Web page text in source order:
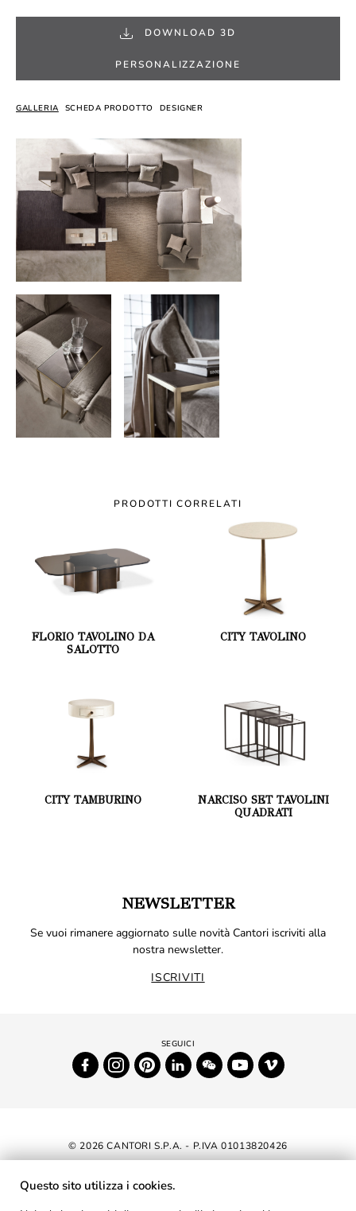
DOWNLOAD 3D
PERSONALIZZAZIONE
GALLERIA SCHEDA PRODOTTO DESIGNER
PRODOTTI CORRELATI
FLORIO TAVOLINO DA
SALOTTO
CITY TAVOLINO
CITY TAMBURINO
NARCISO SET TAVOLINI
QUADRATI
NEWSLETTER
Se vuoi rimanere aggiornato sulle novità Cantori iscriviti alla
nostra newsletter.
ISCRIVITI
© 2026 CANTORI S.P.A. - P.IVA 01013820426
DICHIARAZIONE DI ACCESSIBILITÀ
Questo sito utilizza i cookies.